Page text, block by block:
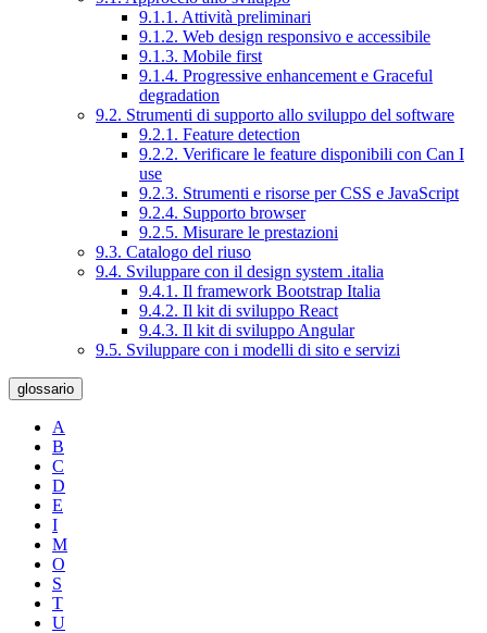
9.1.1. Attività preliminari
9.1.2. Web design responsivo e accessibile
9.1.3. Mobile first
9.1.4. Progressive enhancement e Graceful
degradation
9.2. Strumenti di supporto allo sviluppo del software
9.2.1. Feature detection
9.2.2. Verificare le feature disponibili con Can I
use
9.2.3. Strumenti e risorse per CSS e JavaScript
9.2.4. Supporto browser
9.2.5. Misurare le prestazioni
9.3. Catalogo del riuso
9.4. Sviluppare con il design system .italia
9.4.1. Il framework Bootstrap Italia
9.4.2. Il kit di sviluppo React
9.4.3. Il kit di sviluppo Angular
9.5. Sviluppare con i modelli di sito e servizi
glossario
A
B
C
D
E
I
M
O
S
T
U